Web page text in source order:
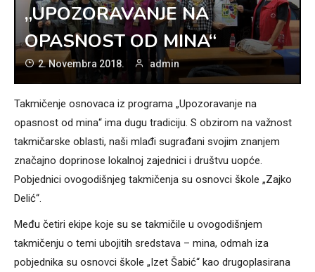
„UPOZORAVANJE NA
OPASNOST OD MINA“
2. Novembra 2018. admin
Takmičenje osnovaca iz programa „Upozoravanje na
opasnost od mina“ ima dugu tradiciju. S obzirom na važnost
takmičarske oblasti, naši mlađi sugrađani svojim znanjem
značajno doprinose lokalnoj zajednici i društvu uopće.
Pobjednici ovogodišnjeg takmičenja su osnovci škole „Zajko
Delić“.
Među četiri ekipe koje su se takmičile u ovogodišnjem
takmičenju o temi ubojitih sredstava – mina, odmah iza
pobjednika su osnovci škole „Izet Šabić“ kao drugoplasirana